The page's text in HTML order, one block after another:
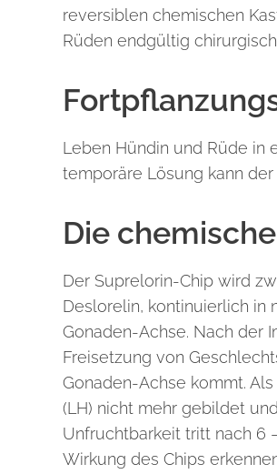
reversiblen chemischen
Rüden endgültig
Leben Hündin und Rüde in
temporäre Lösung kann
Die
Der Suprelorin-Chip wird
Deslorelin, kontinuierlich in
Gonaden-Achse. Nach der
Freisetzung von
Gonaden-Achse kommt.
(LH) nicht mehr gebildet
Unfruchtbarkeit tritt nach 6
Wirkung des Chips